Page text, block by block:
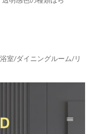
室/ダイニングルーム/リ